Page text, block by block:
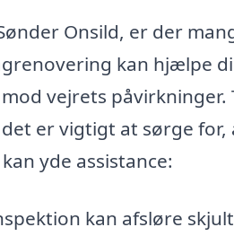
Onsild, er der
kan hjælpe
vejrets påvirkninger.
er vigtigt at sørge
yde assistance:
kan afsløre